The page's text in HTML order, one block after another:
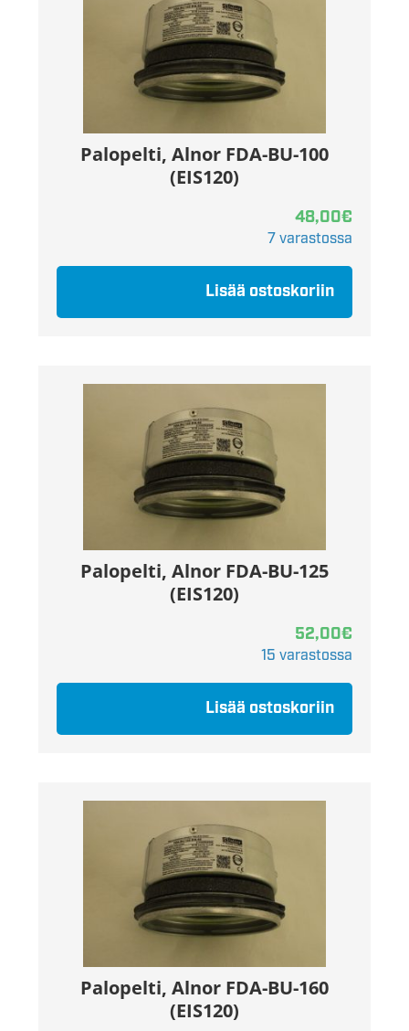
Palopelti, Alnor FDA-BU-100
(EIS120)
48,00€
7 varastossa
Lisää ostoskoriin
Palopelti, Alnor FDA-BU-125
(EIS120)
52,00€
15 varastossa
Lisää ostoskoriin
Palopelti, Alnor FDA-BU-160
(EIS120)